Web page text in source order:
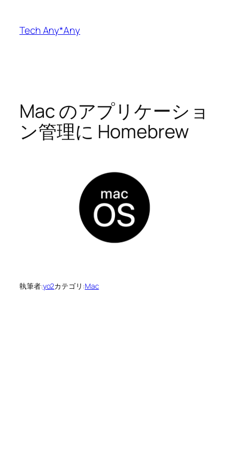
Tech Any*Any
Mac のアプリケーショ
ン管理に Homebrew
執筆者:yo2カテゴリ:Mac